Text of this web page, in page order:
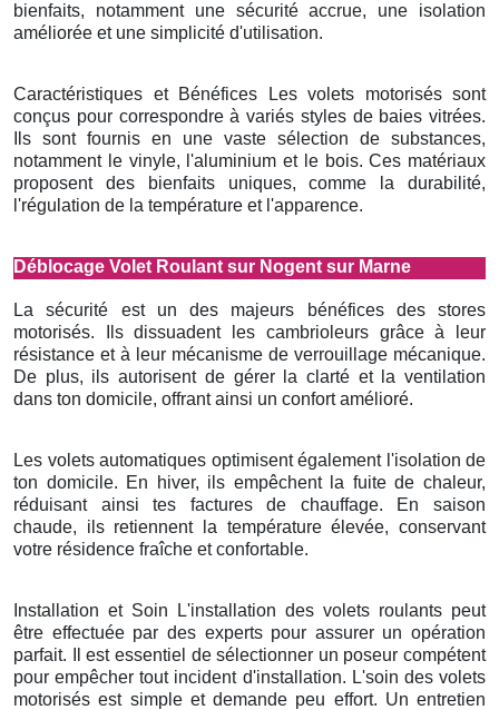
bienfaits, notamment une sécurité accrue, une isolation
améliorée et une simplicité d'utilisation.
Caractéristiques et Bénéfices Les volets motorisés sont
conçus pour correspondre à variés styles de baies vitrées.
Ils sont fournis en une vaste sélection de substances,
notamment le vinyle, l'aluminium et le bois. Ces matériaux
proposent des bienfaits uniques, comme la durabilité,
l'régulation de la température et l'apparence.
Déblocage Volet Roulant sur Nogent sur Marne
La sécurité est un des majeurs bénéfices des stores
motorisés. Ils dissuadent les cambrioleurs grâce à leur
résistance et à leur mécanisme de verrouillage mécanique.
De plus, ils autorisent de gérer la clarté et la ventilation
dans ton domicile, offrant ainsi un confort amélioré.
Les volets automatiques optimisent également l'isolation de
ton domicile. En hiver, ils empêchent la fuite de chaleur,
réduisant ainsi tes factures de chauffage. En saison
chaude, ils retiennent la température élevée, conservant
votre résidence fraîche et confortable.
Installation et Soin L'installation des volets roulants peut
être effectuée par des experts pour assurer un opération
parfait. Il est essentiel de sélectionner un poseur compétent
pour empêcher tout incident d'installation. L'soin des volets
motorisés est simple et demande peu effort. Un entretien